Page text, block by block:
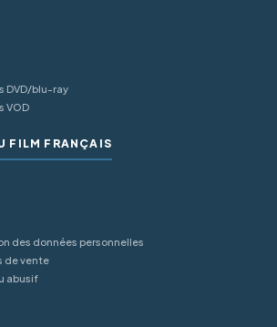
DVD/blu-ray
VOD
FILM FRANÇAIS
des données personnelles
de vente
abusif